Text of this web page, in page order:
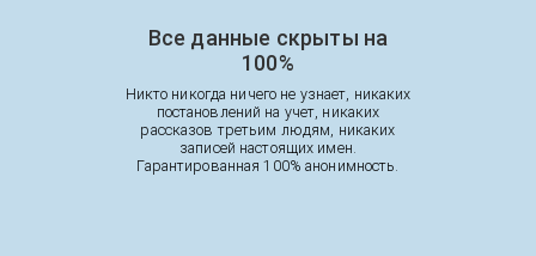
Все данные скрыты на
100%
Никто никогда ничего не узнает, никаких
постановлений на учет, никаких
рассказов третьим людям, никаких
записей настоящих имен.
Гарантированная 100% анонимность.